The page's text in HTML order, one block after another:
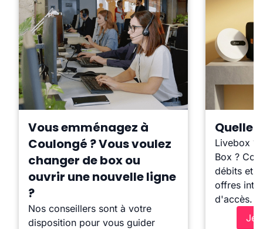
Vous emménagez à
Coulongé ? Vous voulez
changer de box ou
ouvrir une nouvelle ligne
?
Nos conseillers sont à votre
disposition pour vous guider
Quelle
Livebox ?
Box ?
débits et
offres
d'accès.
Je